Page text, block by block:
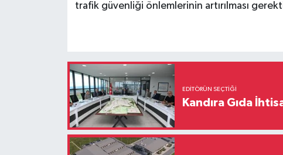
trafik güvenliği önlemlerinin artırılması
EDITÖRÜN SEÇTIĞI
Kandıra Gıda